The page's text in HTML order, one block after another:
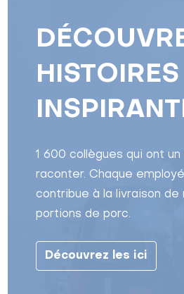
HISTOIRES
1 600 collègues qui ont un
raconter. Chaque
contribue à la livraison de
portions de porc.
Découvrez les ici